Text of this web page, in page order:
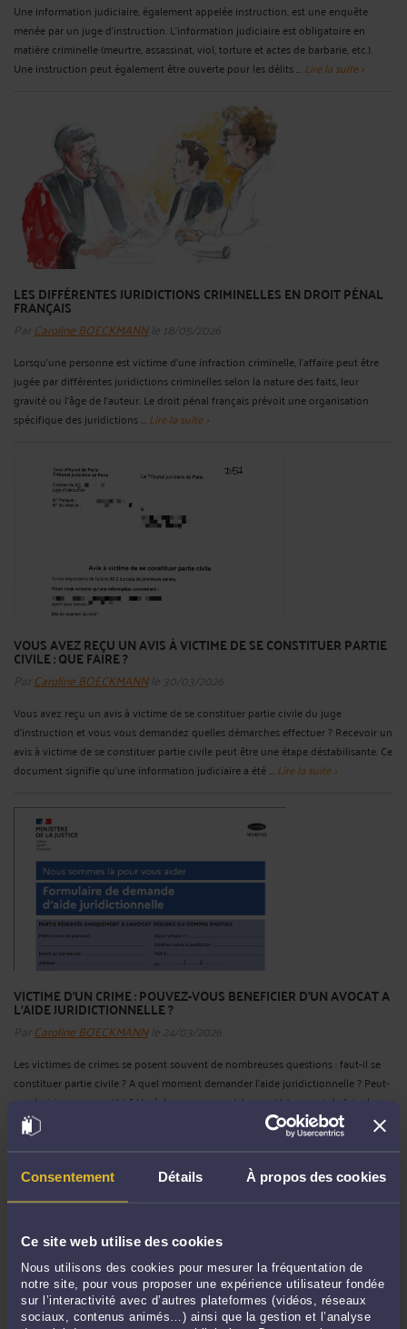
Consentement Détails À propos des cookies
Ce site web utilise des cookies
Nous utilisons des cookies pour mesurer la fréquentation de
notre site, pour vous proposer une expérience utilisateur fondée
sur l’interactivité avec d’autres plateformes (vidéos, réseaux
sociaux, contenus animés…) ainsi que la gestion et l’analyse
Une information judiciaire, également appelée instruction, est une enquête
menée par un juge d’instruction. L’information judiciaire est obligatoire en
matière criminelle (meurtre, assassinat, viol, torture et actes de barbarie, etc.).
Une instruction peut également être ouverte pour les délits ... Lire la suite >
LES DIFFÉRENTES JURIDICTIONS CRIMINELLES EN DROIT PÉNAL
FRANÇAIS
Par Caroline BOECKMANNle 18/05/2026
Lorsqu’une personne est victime d’une infraction criminelle, l’affaire peut être
jugée par différentes juridictions criminelles selon la nature des faits, leur
gravité ou l’âge de l’auteur. Le droit pénal français prévoit une organisation
spécifique des juridictions ... Lire la suite >
VOUS AVEZ REÇU UN AVIS À VICTIME DE SE CONSTITUER PARTIE
CIVILE : QUE FAIRE ?
Par Caroline BOECKMANNle 30/03/2026
Vous avez reçu un avis à victime de se constituer partie civile du juge
d’instruction et vous vous demandez quelles démarches effectuer ? Recevoir un
avis à victime de se constituer partie civile peut être une étape déstabilisante. Ce
document signifie qu’une information judiciaire a été ... Lire la suite >
VICTIME D’UN CRIME : POUVEZ-VOUS BENEFICIER D’UN AVOCAT A
L’AIDE JURIDICTIONNELLE ?
Par Caroline BOECKMANNle 24/03/2026
Les victimes de crimes se posent souvent de nombreuses questions : faut-il se
constituer partie civile ? A quel moment demander l’aide juridictionnelle ? Peut-
on choisir son avocat(e) ? Un échange avec un(e) avocat(e) permet de faire le
point sur la situation, de vérifier si l’aide juridictionnelle peut être sollicitée ...Lire
la suite >